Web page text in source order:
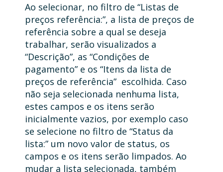
Ao selecionar, no filtro de “Listas de
preços referência:”, a lista de preços de
referência sobre a qual se deseja
trabalhar, serão visualizados a
“Descrição”, as “Condições de
pagamento” e os “Itens da lista de
preços de referência” escolhida. Caso
não seja selecionada nenhuma lista,
estes campos e os itens serão
inicialmente vazios, por exemplo caso
se selecione no filtro de “Status da
lista:” um novo valor de status, os
campos e os itens serão limpados. Ao
mudar a lista selecionada, também